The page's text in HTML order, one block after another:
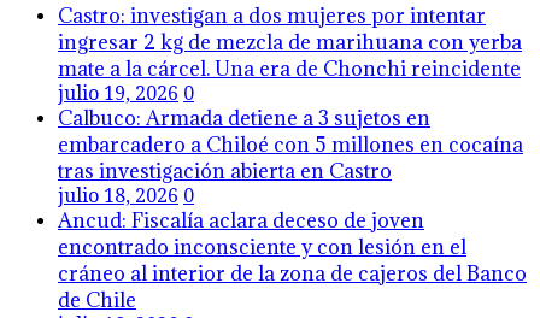
Castro: investigan a dos mujeres por intentar
ingresar 2 kg de mezcla de marihuana con yerba
mate a la cárcel. Una era de Chonchi reincidente
julio 19, 2026 0
Calbuco: Armada detiene a 3 sujetos en
embarcadero a Chiloé con 5 millones en cocaína
tras investigación abierta en Castro
julio 18, 2026 0
Ancud: Fiscalía aclara deceso de joven
encontrado inconsciente y con lesión en el
cráneo al interior de la zona de cajeros del Banco
de Chile